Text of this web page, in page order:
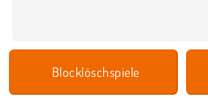
Blocklöschspiele